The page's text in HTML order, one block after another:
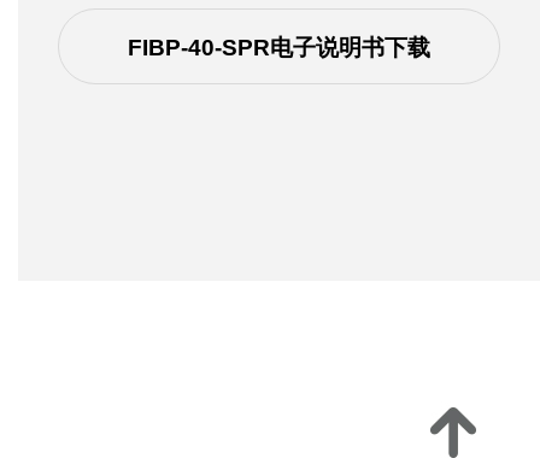
FIBP-40-SPR电子说明书下载